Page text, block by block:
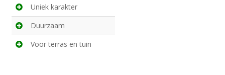
Uniek karakter
Duurzaam
Voor terras en tuin